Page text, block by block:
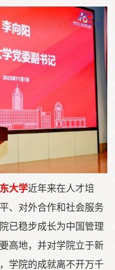
大学近年来在人才培
、对外合作和社会服务
已稳步成长为中国管理
高地，并对学院立于新
学院的成就离不开万千